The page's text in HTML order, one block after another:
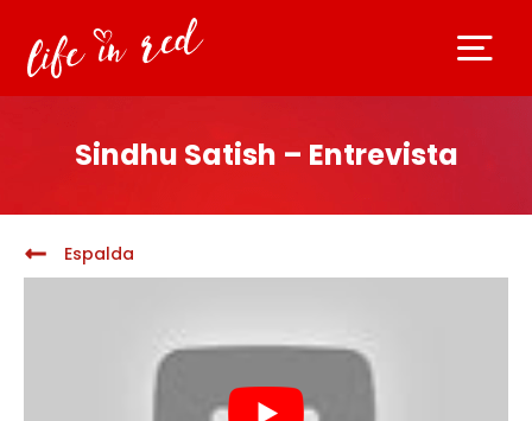
Sindhu Satish – Entrevista
Espalda